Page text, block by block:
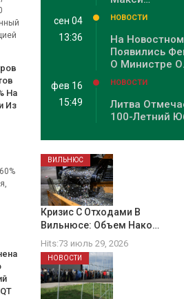
На
Из
сен 04
13:36
НОВОСТИ
На
Появились
О Министре
фев 16
15:49
НОВОСТИ
Литва
100-Летний
Кризис С Отходами В
Вильнюсе: Объем Нако…
Hits:73 июль 29, 2026
ВИЛЬНЮС
НОВОСТИ